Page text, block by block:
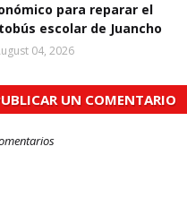
para reparar el
escolar de Juancho
04, 2026
UN COMENTARIO